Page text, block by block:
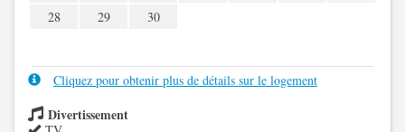
28
29 30
Cliquez pour obtenir plus de détails sur le logement
Divertissement